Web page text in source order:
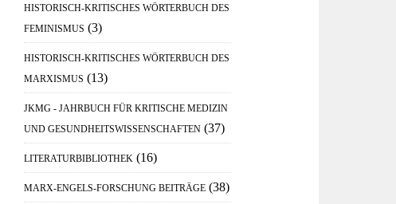
HISTORISCH-KRITISCHES WÖRTERBUCH DES
FEMINISMUS (3)
HISTORISCH-KRITISCHES WÖRTERBUCH DES
MARXISMUS (13)
JKMG - JAHRBUCH FÜR KRITISCHE MEDIZIN
UND GESUNDHEITSWISSENSCHAFTEN (37)
LITERATURBIBLIOTHEK (16)
MARX-ENGELS-FORSCHUNG BEITRÄGE (38)